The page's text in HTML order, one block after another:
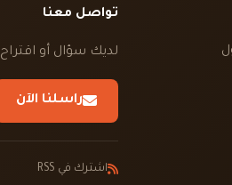
تواصل معنا
لديك سؤال أو
راسلنا الآن
اشترك في RSS